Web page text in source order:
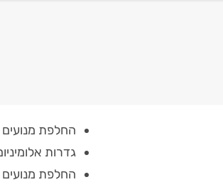
החלפת
גדרות
החלפת